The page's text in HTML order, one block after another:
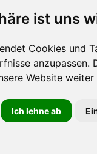
ist uns
Cookies und
Website
Ich lehne ab